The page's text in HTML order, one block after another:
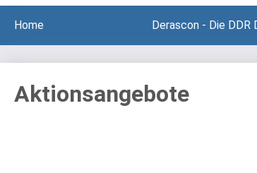
Home Derascon - Die DDR
Aktionsangebote